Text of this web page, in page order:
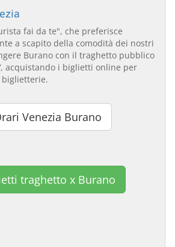
fai da te", che preferisce
a scapito della comodità dei nostri
Burano con il traghetto pubblico
acquistando i biglietti online per
biglietterie.
Venezia Burano
traghetto x Burano